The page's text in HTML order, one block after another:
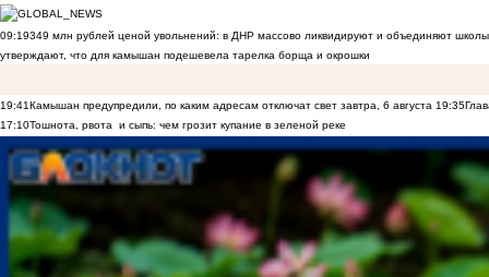
09:19349 млн рублей ценой увольнений: в ДНР массово ликвидируют и объединяют
утверждают, что для камышан подешевела тарелка борща и окрошки
19:41Камышан предупредили, по каким адресам отключат свет завтра, 6 августа 19:35
17:10Тошнота, рвота и сыпь: чем грозит купание в зеленой реке